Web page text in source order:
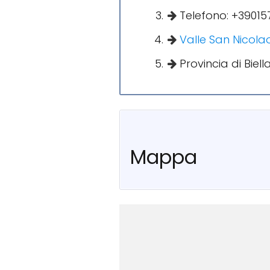
Telefono:
Valle San
Provincia di Biella
Mappa